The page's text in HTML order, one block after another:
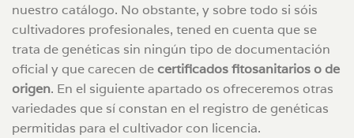
nuestro catálogo. No obstante, y sobre todo si sóis
cultivadores profesionales, tened en cuenta que se
trata de genéticas sin ningún tipo de documentación
oficial y que carecen decertificados fitosanitarios o de
origen. En el siguiente apartado os ofreceremos otras
variedades que sí constan en el registro de genéticas
permitidas para el cultivador con licencia.